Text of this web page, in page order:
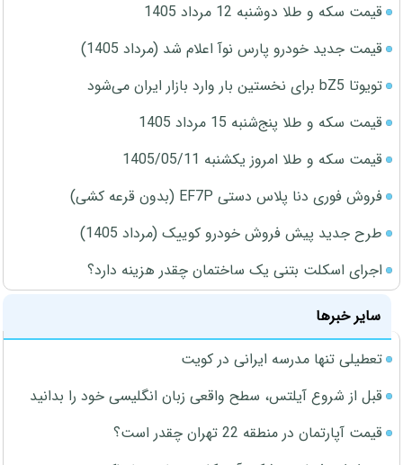
قیمت سکه و طلا دوشنبه 12 مرداد 1405
قیمت جدید خودرو پارس نوآ اعلام شد (مرداد 1405)
تویوتا bZ5 برای نخستین بار وارد بازار ایران می‌شود
قیمت سکه و طلا پنج‌شنبه 15 مرداد 1405
قیمت سکه و طلا امروز یکشنبه 1405/05/11
فروش فوری دنا پلاس دستی EF7P (بدون قرعه کشی)
طرح جدید پیش فروش خودرو کوییک (مرداد 1405)
اجرای اسکلت بتنی یک ساختمان چقدر هزینه دارد؟
سایر خبرها
تعطیلی تنها مدرسه ایرانی در کویت
قبل از شروع آیلتس، سطح واقعی زبان انگلیسی خود را بدانید
قیمت آپارتمان در منطقه 22 تهران چقدر است؟